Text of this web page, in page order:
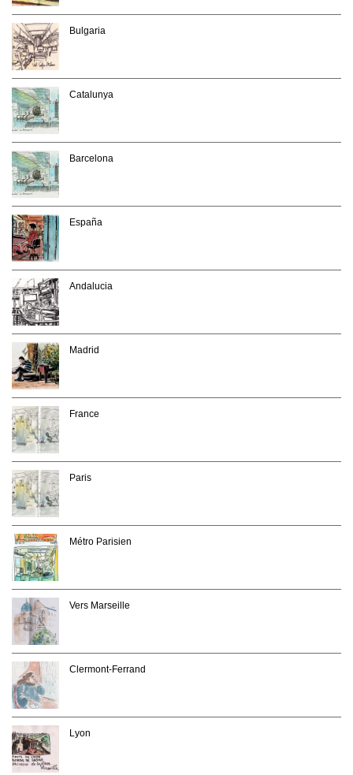
Bulgaria
Catalunya
Barcelona
España
Andalucia
Madrid
France
Paris
Métro Parisien
Vers Marseille
Clermont-Ferrand
Lyon